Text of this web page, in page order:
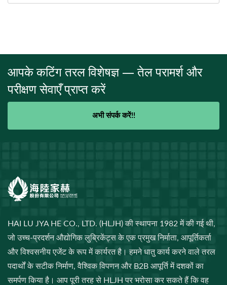
आपके कटिंग तरल विशेषज्ञ — तेल परामर्श और
परीक्षण सेवाएँ प्राप्त करें
अभी संपर्क करें!!
HAI LU JYA HE CO., LTD. (HLJH) की स्थापना 1982 में की गई थी,
जो उच्च-प्रदर्शन औद्योगिक लुब्रिकेंट्स के एक प्रमुख निर्माता, आपूर्तिकर्ता
और विश्वसनीय एजेंट के रूप में कार्यरत है। हमने धातु कार्य करने वाले तरल
पदार्थों के सटीक निर्माण, वैश्विक विपणन और B2B आपूर्ति में दशकों का
समर्पण किया है। आप पूरी तरह से HLJH पर भरोसा कर सकते हैं कि वह